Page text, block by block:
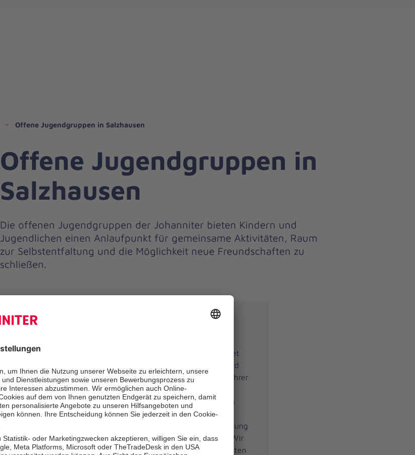
Offene Jugendgruppen in Salzhausen
Offene Jugendgruppen in
Salzhausen
Die offenen Jugendgruppen der Johanniter bieten Kindern und
Jugendlichen einen Anlaufpunkt für gemeinsame Aktivitäten, Raum
zur Selbstentfaltung und die Möglichkeit neue Freundschaften zu
schließen.
Die offene Jugendarbeit der Johanniter bietet
Raum für Selbstentfaltung für alle Kinder und
Jugendlichen – unabhängig ihres Glaubens, ihrer
Herkunft oder ihres Geschlechts. Unsere
Angebote ermöglichen es Heranwachsenden
über unterschiedliche Freizeitaktivitäten
Gemeinschaft, Freundschaft und Verantwortung
zu erfahren und ihre Talente zu entwickeln. Wir
bieten Raum um Neues zu lernen und begleiten